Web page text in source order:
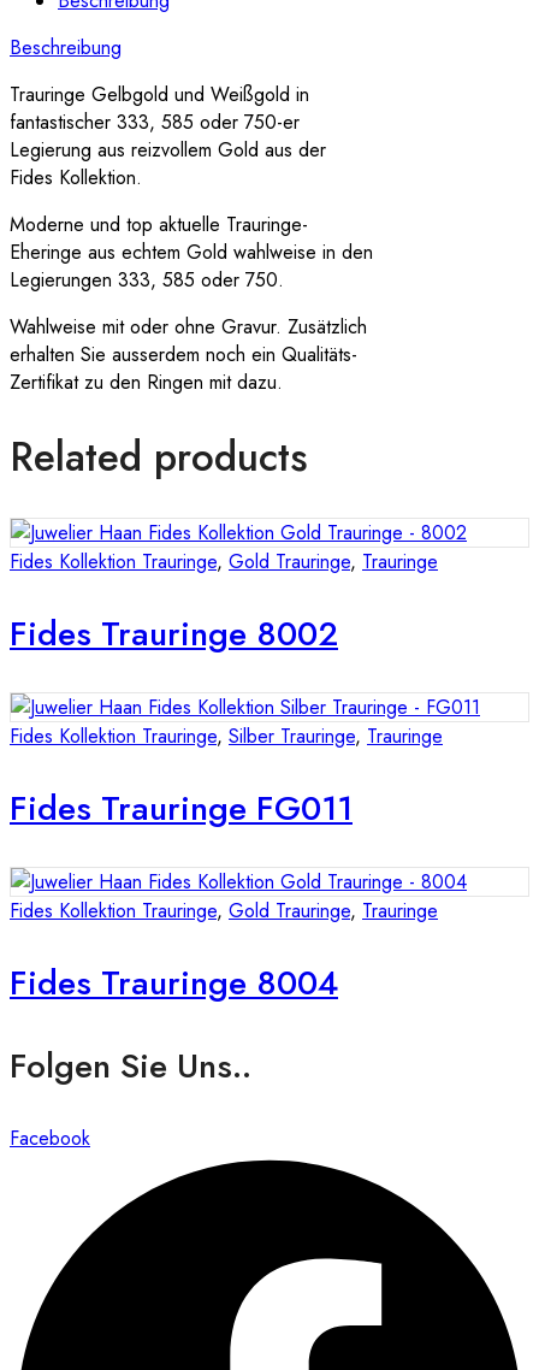
Beschreibung
Trauringe Gelbgold und Weißgold in
fantastischer 333, 585 oder 750-er
Legierung aus reizvollem Gold aus der
Fides Kollektion.
Moderne und top aktuelle Trauringe-
Eheringe aus echtem Gold wahlweise in den
Legierungen 333, 585 oder 750.
Wahlweise mit oder ohne Gravur. Zusätzlich
erhalten Sie ausserdem noch ein Qualitäts-
Zertifikat zu den Ringen mit dazu.
Related products
Fides Kollektion Trauringe, Gold Trauringe, Trauringe
Fides Trauringe 8002
Fides Kollektion Trauringe, Silber Trauringe, Trauringe
Fides Trauringe FG011
Fides Kollektion Trauringe, Gold Trauringe, Trauringe
Fides Trauringe 8004
Folgen Sie Uns..
Facebook